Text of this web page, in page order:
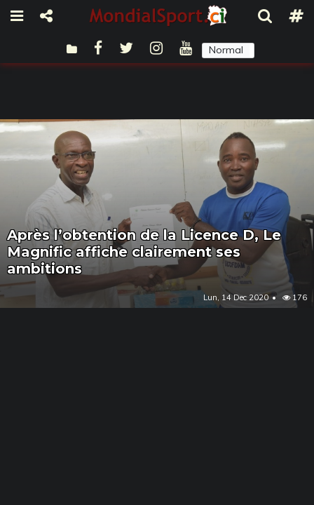
Normal
Après l’obtention de la Licence D, Le
Magnific affiche clairement ses
ambitions
Lun, 14 Dec 2020 176